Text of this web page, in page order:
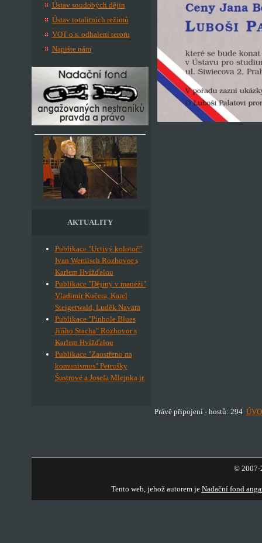
Ústav soudobých dějin
Ústav totalitních režimů
VOT o.s. odhalení teroru
Napište nám
AKTUALITY
Publikace "Uctivý kolotoč"
Ivan Wernisch Rozhovor s
Karlem Hvížďalou
Publikace "Dějiny v manéži"
Vladimír Kučera, Karel
Steigerwald, Luděk Navara
Publikace "Pinhole Blues
Jiřího Stacha" Rozhovor s
Karlem Hvížďalou
Publikace "Zaostřeno na
komunismus" Petrušky
Šustrové a Josefa Mlejnka jr.
Právě připojeni - hostů: 294
© 2007-
Tento web, jehož autorem je Nadační fond